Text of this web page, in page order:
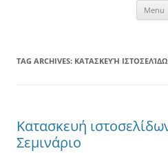
Menu
TAG ARCHIVES: ΚΑΤΑΣΚΕΥΉ
Κατασκευή
Σεμινάριο